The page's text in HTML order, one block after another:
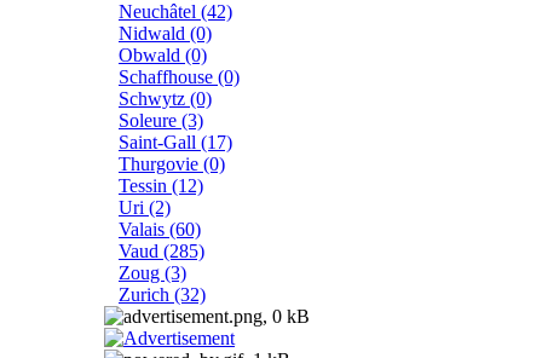
Neuchâtel (42)
Nidwald (0)
Obwald (0)
Schaffhouse (0)
Schwytz (0)
Soleure (3)
Saint-Gall (17)
Thurgovie (0)
Tessin (12)
Uri (2)
Valais (60)
Vaud (285)
Zoug (3)
Zurich (32)